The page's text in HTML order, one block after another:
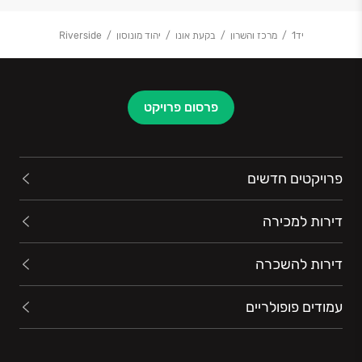
יד1 מרכז והשרון בקעת אונו יהוד מונוסון Riverside
פרסום פרויקט
פרויקטים חדשים
דירות למכירה
דירות להשכרה
עמודים פופולריים